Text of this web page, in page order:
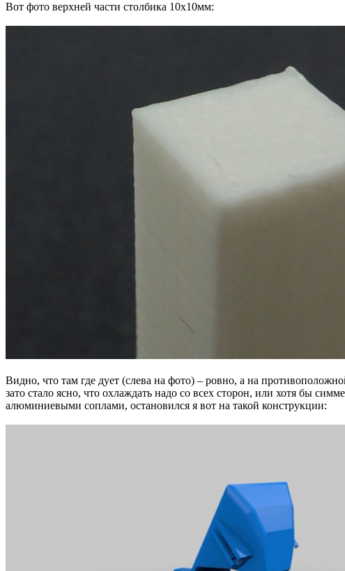
Вот фото верхней части столбика 10х10мм:
Видно, что там где дует (слева на фото) – ровно, а на
зато стало ясно, что охлаждать надо со всех сторон, или хотя бы
алюминиевыми соплами, остановился я вот на такой конструкции: